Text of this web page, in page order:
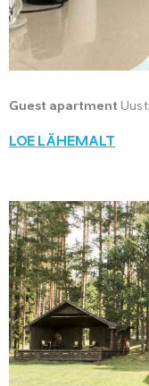
Guest apartment Uus
LOE LÄHEMALT